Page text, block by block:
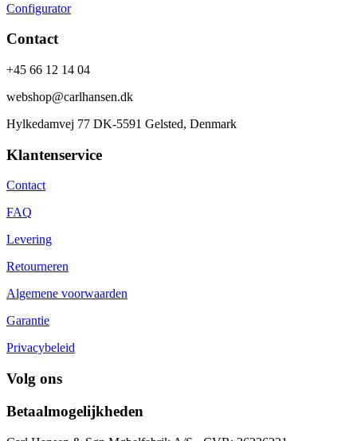
Configurator
Contact
+45 66 12 14 04
webshop@carlhansen.dk
Hylkedamvej 77 DK-5591 Gelsted, Denmark
Klantenservice
Contact
FAQ
Levering
Retourneren
Algemene voorwaarden
Garantie
Privacybeleid
Volg ons
Betaalmogelijkheden